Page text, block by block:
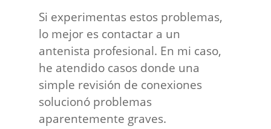
Si experimentas estos problemas,
lo mejor es contactar a un
antenista profesional. En mi caso,
he atendido casos donde una
simple revisión de conexiones
solucionó problemas
aparentemente graves.